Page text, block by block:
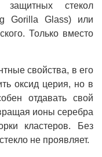
защитных стекол
Gorilla Glass) или
Только вместо
свойства, в его
оксид церия, но в
отдавать свой
ионы серебра
кластеров. Без
не проявляет.